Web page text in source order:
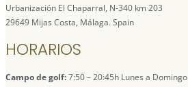
Urbanización El Chaparral, N-340 km 203
29649 Mijas Costa, Málaga. Spain
HORARIOS
Campo de golf:7:50 – 20:45h Lunes a Domingo